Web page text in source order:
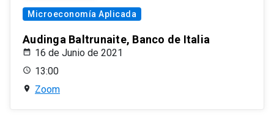
Microeconomía Aplicada
Audinga Baltrunaite, Banco de Italia
16 de Junio de 2021
13:00
Zoom